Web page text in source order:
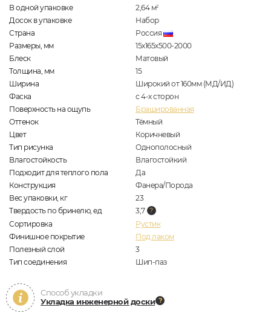
В одной упаковке
2,64 м2
Досок в упаковке
Набор
Страна
Россия
Размеры, мм
15х165х500-2000
Блеск
Матовый
Толщина, мм
15
Ширина
Широкий от 160мм (МД/ИД)
Фаска
с 4-х сторон
Поверхность на ощупь
Брашированная
Оттенок
Тёмный
Цвет
Коричневый
Тип рисунка
Однополосный
Влагостойкость
Влагостойкий
Подходит для теплого пола
Да
Конструкция
Фанера/Порода
Вес упаковки, кг
23
Твердость по бринелю, ед
3,7
Сортировка
Рустик
Финишное покрытие
Под лаком
Полезный слой
3
Тип соединения
Шип-паз
Способ укладки
Укладка инженерной доски